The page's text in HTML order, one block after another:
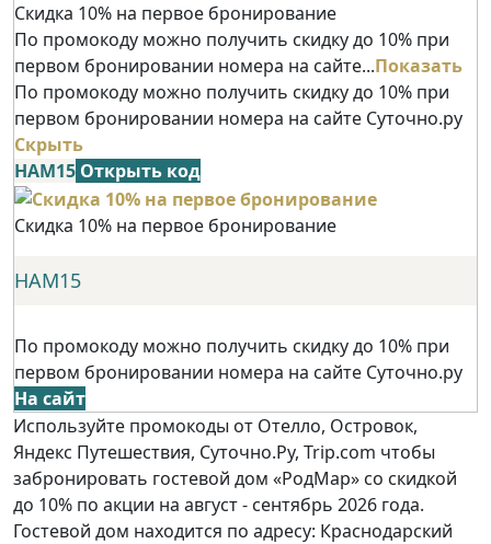
Скидка 10% на первое бронирование
По промокоду можно получить скидку до 10% при
первом бронировании номера на сайте...Показать
По промокоду можно получить скидку до 10% при
первом бронировании номера на сайте Суточно.ру
Скрыть
НАМ15 Открыть код
Скидка 10% на первое бронирование
НАМ15
По промокоду можно получить скидку до 10% при
первом бронировании номера на сайте Суточно.ру
На сайт
Используйте промокоды от Отелло, Островок,
Яндекс Путешествия, Суточно.Ру, Trip.com чтобы
забронировать гостевой дом «РодМар» со скидкой
до 10% по акции на август - сентябрь 2026 года.
Гостевой дом находится по адресу: Краснодарский